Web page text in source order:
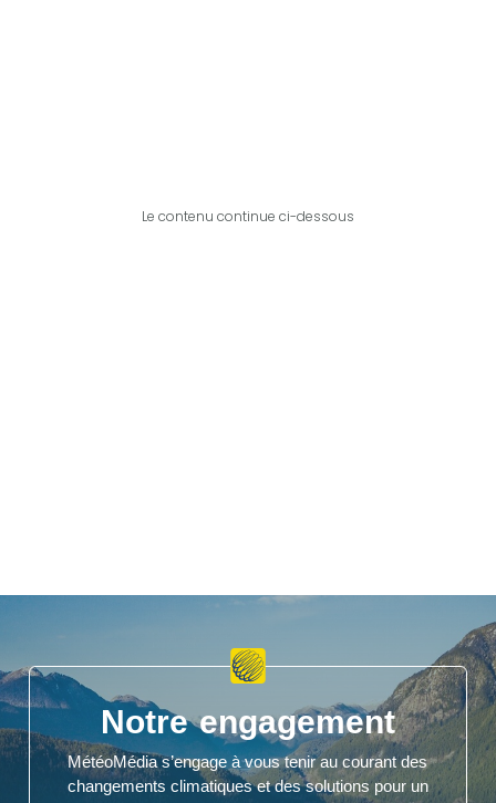
Le contenu continue ci-dessous
Notre engagement
MétéoMédia s’engage à vous tenir au courant des
changements climatiques et des solutions pour un